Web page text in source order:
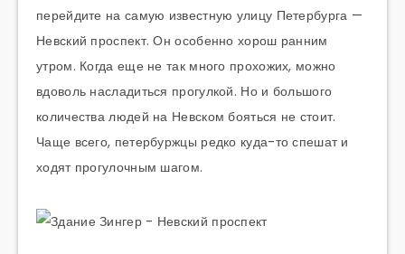
перейдите на самую известную улицу Петербурга —
Невский проспект. Он особенно хорош ранним
утром. Когда еще не так много прохожих, можно
вдоволь насладиться прогулкой. Но и большого
количества людей на Невском бояться не стоит.
Чаще всего, петербуржцы редко куда-то спешат и
ходят прогулочным шагом.